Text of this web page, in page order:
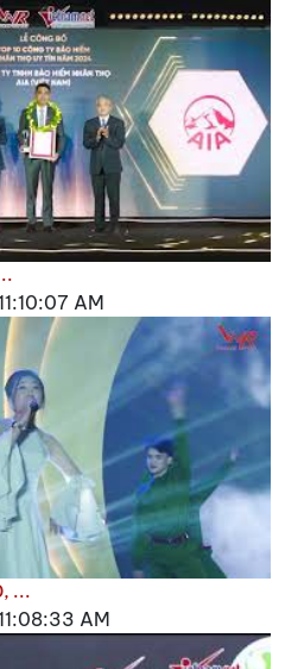
AM
...
AM